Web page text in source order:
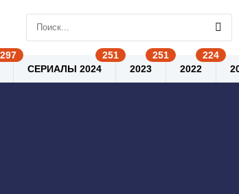
СЕРИАЛЫ 2024 2023 2022